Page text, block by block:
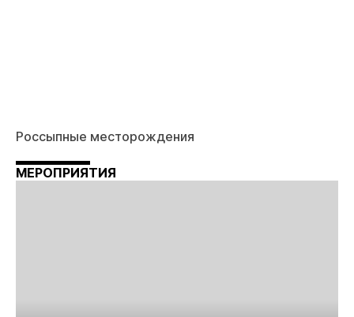
Россыпные месторождения
МЕРОПРИЯТИЯ